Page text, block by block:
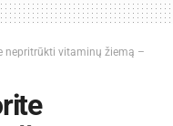
nepritrūkti vitaminų žiemą –